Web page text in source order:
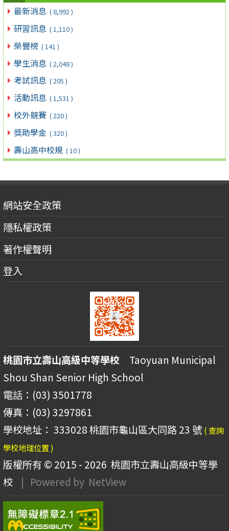
最新消息 ( 8,992 )
研習訊息 ( 1,110 )
榮譽榜 ( 141 )
學生消息 ( 2,048 )
考試訊息 ( 205 )
活動訊息 ( 1,531 )
校外競賽 ( 220 )
獎助學金 ( 320 )
壽山高中校規 ( 10 )
網站安全政策
隱私權政策
著作權聲明
登入
桃園市立壽山高級中等學校 Taoyuan Municipal
Shou Shan Senior High School
電話：(03) 3501778
傳真：(03) 3297861
學校地址： 333028 桃園市龜山區大同路 23 號 ( 查詢
學校地理位置 )
版權所有 © 2015 - 2026 桃園市立壽山高級中等學
校
| Powered by NetView